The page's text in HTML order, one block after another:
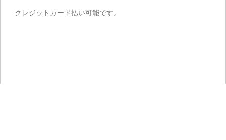
クレジットカード払い可能です。